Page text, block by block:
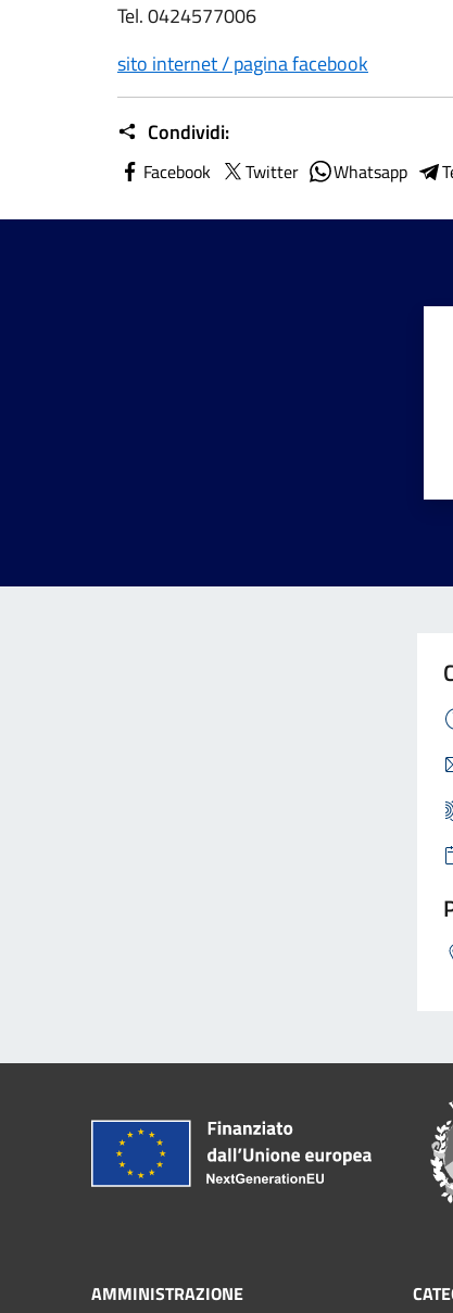
Tel. 0424577006
sito internet / pagina facebook
Condividi:
Facebook Twitter Whatsapp
AMMINISTRAZIONE